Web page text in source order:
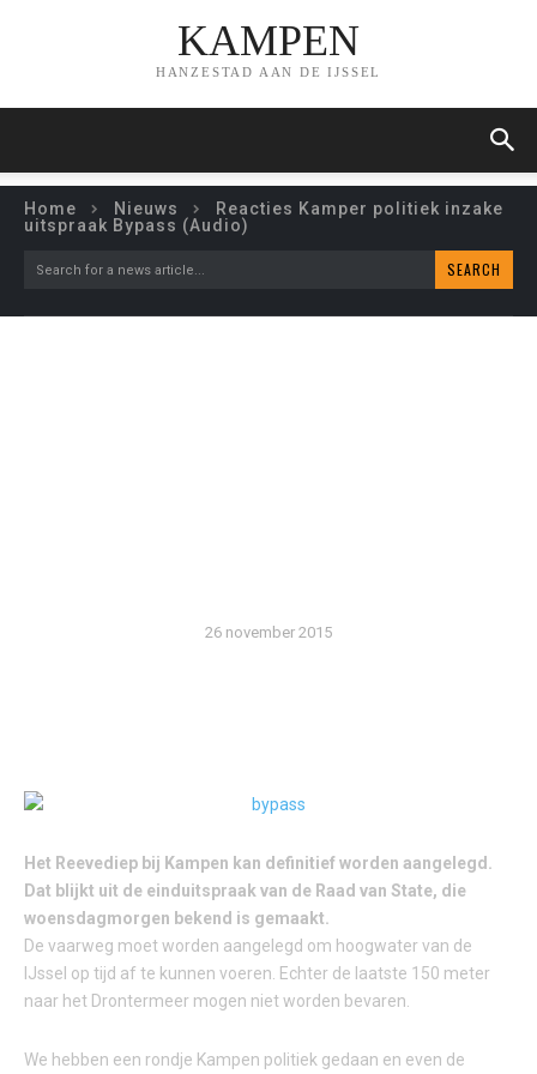
KAMPEN
HANZESTAD AAN DE IJSSEL
Home Nieuws
Reacties Kamper politiek inzake
uitspraak Bypass (Audio)
Search for a news article... SEARCH
26 november 2015
Het Reevediep bij Kampen kan definitief worden aangelegd.
Dat blijkt uit de einduitspraak van de Raad van State, die
woensdagmorgen bekend is gemaakt.
De vaarweg moet worden aangelegd om hoogwater van de
IJssel op tijd af te kunnen voeren. Echter de laatste 150 meter
naar het Drontermeer mogen niet worden bevaren.
We hebben een rondje Kampen politiek gedaan en even de